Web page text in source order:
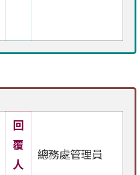
回
覆
人
總務處管理員